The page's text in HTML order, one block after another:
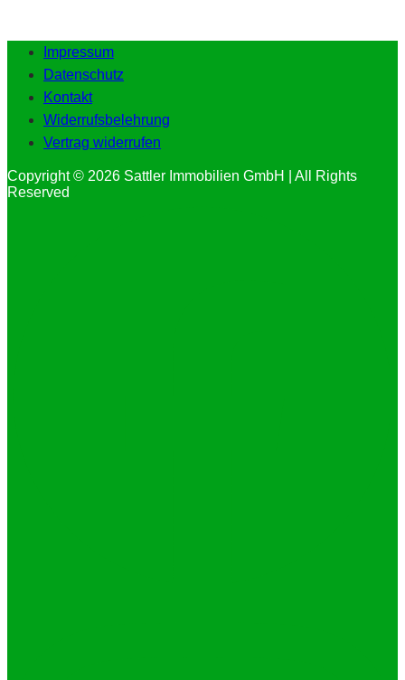
Impressum
Datenschutz
Kontakt
Widerrufsbelehrung
Vertrag widerrufen
Copyright © 2026 Sattler Immobilien GmbH | All Rights
Reserved